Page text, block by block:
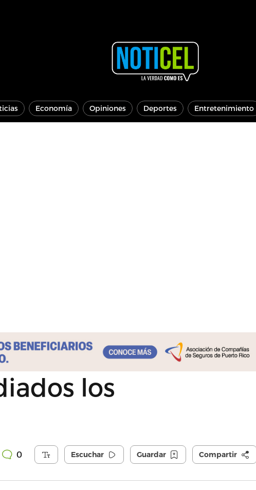
Economía Opiniones Deportes Entretenimiento
los
0 Escuchar Guardar Compartir